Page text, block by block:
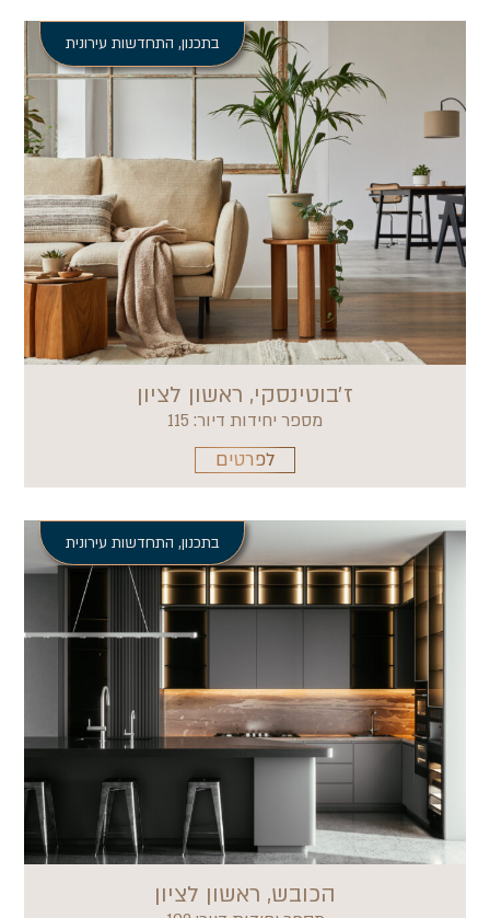
בתכנון, התחדשות עירונית
ז׳בוטינסקי, ראשון לציון
מספר יחידות דיור: 115
לפרטים
בתכנון, התחדשות עירונית
הכובש, ראשון לציון